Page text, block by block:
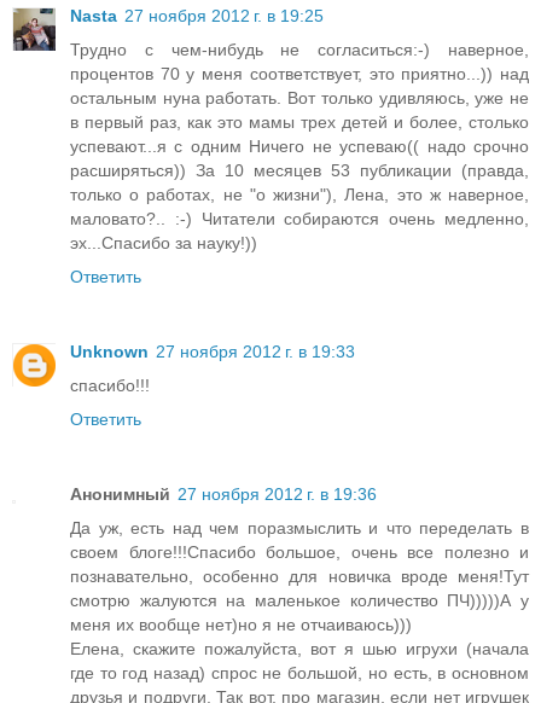
Nasta 27 ноября 2012 г. в 19:25
Трудно с чем-нибудь не согласиться:-) наверное,
процентов 70 у меня соответствует, это приятно...)) над
остальным нуна работать. Вот только удивляюсь, уже не
в первый раз, как это мамы трех детей и более, столько
успевают...я с одним Ничего не успеваю(( надо срочно
расширяться)) За 10 месяцев 53 публикации (правда,
только о работах, не "о жизни"), Лена, это ж наверное,
маловато?.. :-) Читатели собираются очень медленно,
эх...Спасибо за науку!))
Ответить
Unknown 27 ноября 2012 г. в 19:33
спасибо!!!
Ответить
Анонимный 27 ноября 2012 г. в 19:36
Да уж, есть над чем поразмыслить и что переделать в
своем блоге!!!Спасибо большое, очень все полезно и
познавательно, особенно для новичка вроде меня!Тут
смотрю жалуются на маленькое количество ПЧ)))))А у
меня их вообще нет)но я не отчаиваюсь)))
Елена, скажите пожалуйста, вот я шью игрухи (начала
где то год назад) спрос не большой, но есть, в основном
друзья и подруги. Так вот, про магазин, если нет игрушек